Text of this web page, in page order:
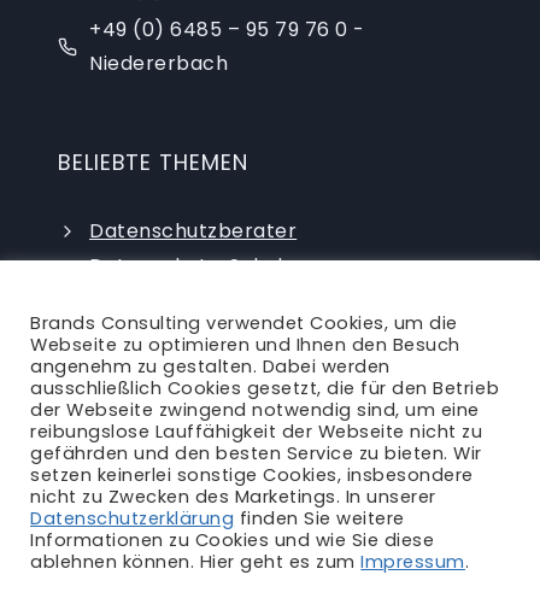
+49 (0) 6485 – 95 79 76 0 -
Niedererbach
BELIEBTE THEMEN
Datenschutzberater
Datenschutz-Schulungen
externer Datenschutzbeauftragter
Ansprechpartner| Blog| Karriere|
Impressum|Datenschutzerklärung|AGB
Brands Consulting verwendet Cookies, um die
Webseite zu optimieren und Ihnen den Besuch
angenehm zu gestalten. Dabei werden
ausschließlich Cookies gesetzt, die für den Betrieb
der Webseite zwingend notwendig sind, um eine
reibungslose Lauffähigkeit der Webseite nicht zu
gefährden und den besten Service zu bieten. Wir
setzen keinerlei sonstige Cookies, insbesondere
nicht zu Zwecken des Marketings. In unserer
Datenschutzerklärung finden Sie weitere
Informationen zu Cookies und wie Sie diese
ablehnen können. Hier geht es zumImpressum.